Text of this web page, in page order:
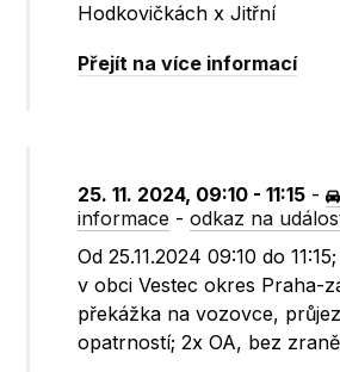
Hodkovičkách x Jitřní
Přejít na více informací
25. 11. 2024, 09:10 - 11:15 -
informace -odkaz na
Od 25.11.2024 09:10 do
v obci Vestec okres Praha-
překážka na vozovce,
opatrností; 2x OA, bez